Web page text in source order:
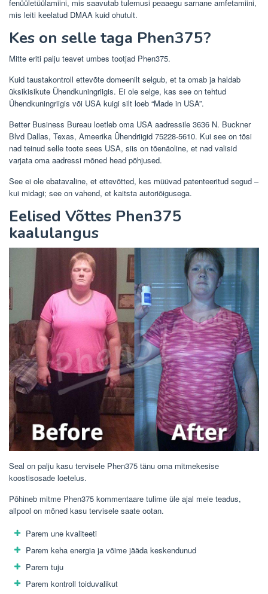
fenüületüülamiini, mis saavutab tulemusi peaaegu sarnane amfetamiini,
mis leiti keelatud DMAA kuid ohutult.
Kes on selle taga Phen375?
Mitte eriti palju teavet umbes tootjad Phen375.
Kuid taustakontroll ettevõte domeenilt selgub, et ta omab ja haldab
üksikisikute Ühendkuningriigis. Ei ole selge, kas see on tehtud
Ühendkuningriigis või USA kuigi silt loeb “Made in USA”.
Better Business Bureau loetleb oma USA aadressile 3636 N. Buckner
Blvd Dallas, Texas, Ameerika Ühendriigid 75228-5610. Kui see on tõsi
nad teinud selle toote sees USA, siis on tõenäoline, et nad valisid
varjata oma aadressi mõned head põhjused.
See ei ole ebatavaline, et ettevõtted, kes müüvad patenteeritud segud –
kui midagi; see on vahend, et kaitsta autoriõigusega.
Eelised Võttes Phen375
kaalulangus
Seal on palju kasu tervisele Phen375 tänu oma mitmekesise
koostisosade loetelus.
Põhineb mitme Phen375 kommentaare tulime üle ajal meie teadus,
allpool on mõned kasu tervisele saate ootan.
Parem une kvaliteeti
Parem keha energia ja võime jääda keskendunud
Parem tuju
Parem kontroll toiduvalikut